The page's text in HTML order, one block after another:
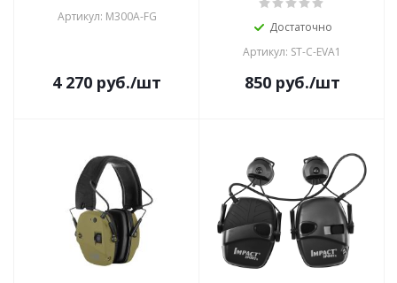
Артикул: M300A-FG
4 270 руб./шт
Достаточно
Артикул: ST-C-EVA1
850руб./шт